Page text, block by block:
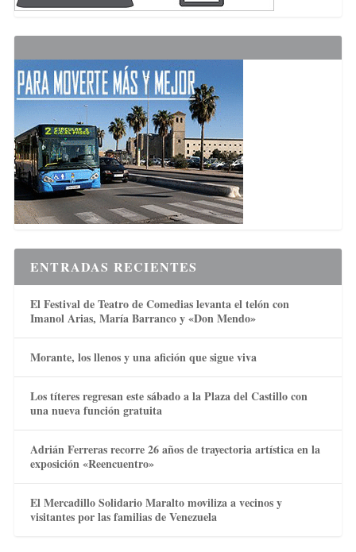
ENTRADAS RECIENTES
El Festival de Teatro de Comedias levanta el telón con
Imanol Arias, María Barranco y «Don Mendo»
Morante, los llenos y una afición que sigue viva
Los títeres regresan este sábado a la Plaza del Castillo con
una nueva función gratuita
Adrián Ferreras recorre 26 años de trayectoria artística en la
exposición «Reencuentro»
El Mercadillo Solidario Maralto moviliza a vecinos y
visitantes por las familias de Venezuela